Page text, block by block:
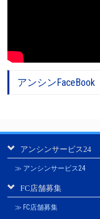
アンシンFaceBook
アンシンサービス24
≫ アンシンサービス24
FC店舗募集
≫ FC店舗募集